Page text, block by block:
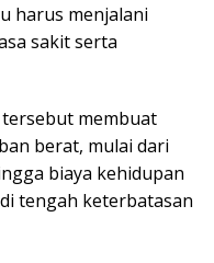
harus menjalani
sakit serta
membuat
berat, mulai dari
biaya kehidupan
tengah keterbatasan